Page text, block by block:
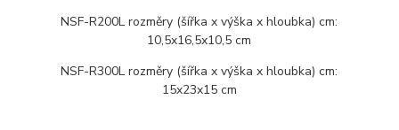
NSF-R200L rozměry (šířka x výška x hloubka) cm:
10,5x16,5x10,5 cm
NSF-R300L rozměry (šířka x výška x hloubka) cm:
15x23x15 cm